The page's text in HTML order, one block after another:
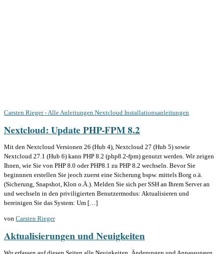
Carsten Rieger - Alle Anleitungen Nextcloud Installationsanleitungen
Nextcloud: Update PHP-FPM 8.2
Mit den Nextcloud Versionen 26 (Hub 4), Nextcloud 27 (Hub 5) sowie
Nextcloud 27.1 (Hub 6) kann PHP 8.2 (php8.2-fpm) genutzt werden. Wir zeigen
Ihnen, wie Sie von PHP 8.0 oder PHP8.1 zu PHP 8.2 wechseln. Bevor Sie
beginnnen erstellen Sie jeoch zuerst eine Sicherung bspw. mittels Borg o.ä.
(Sicherung, Snapshot, Klon o.Ä.). Melden Sie sich per SSH an Ihrem Server an
und wechseln in den priviligierten Benutzermodus: Aktualisieren und
bereinigen Sie das System: Um […]
von Carsten Rieger
Aktualisierungen und Neuigkeiten